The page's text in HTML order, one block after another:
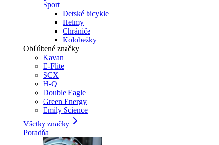
Šport
Detské bicykle
Helmy
Chrániče
Kolobežky
Obľúbené značky
Kavan
E-Flite
SCX
H-Q
Double Eagle
Green Energy
Emily Science
Všetky značky
Poradňa